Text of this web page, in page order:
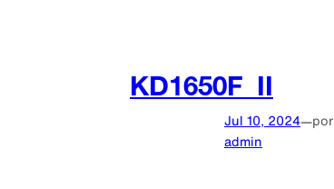
KD1650F_II
Jul 10, 2024—por
admin